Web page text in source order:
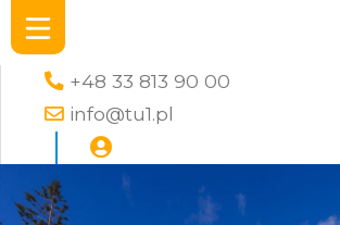
+48 33 813 90 00
info@tu1.pl